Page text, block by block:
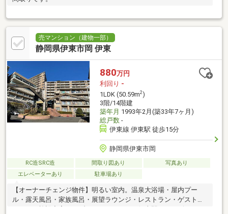
売マンション（建物一部）
静岡県伊東市岡 伊東
880万円
利回り -
1LDK (50.59m2)
3階/14階建
築年月 1993年2月(築33年7ヶ月)
総戸数-
伊東線 伊東駅 徒歩15分
静岡県伊東市岡
RC造SRC造 間取り図あり
写真あり
エレベーターあり
駐車場あり
【オーナーチェンジ物件】明るい室内。温泉大浴場・屋内プー
ル・露天風呂・家族風呂・展望ラウンジ・レストラン・ゲストル